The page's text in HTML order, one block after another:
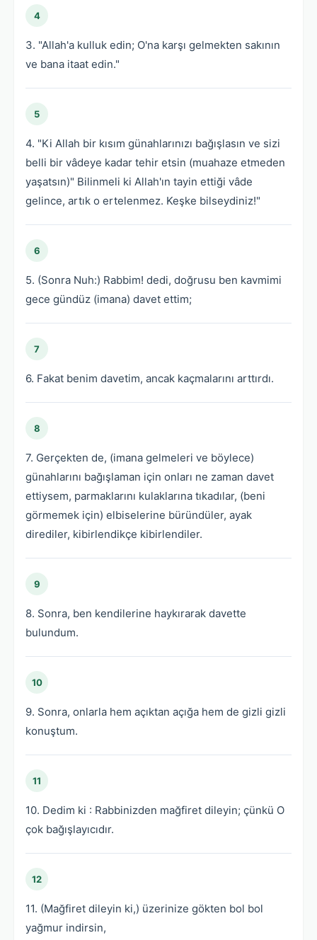
4
3. "Allah'a kulluk edin; O'na karşı gelmekten sakının
ve bana itaat edin."
5
4. "Ki Allah bir kısım günahlarınızı bağışlasın ve sizi
belli bir vâdeye kadar tehir etsin (muahaze etmeden
yaşatsın)" Bilinmeli ki Allah'ın tayin ettiği vâde
gelince, artık o ertelenmez. Keşke bilseydiniz!"
6
5. (Sonra Nuh:) Rabbim! dedi, doğrusu ben kavmimi
gece gündüz (imana) davet ettim;
7
6. Fakat benim davetim, ancak kaçmalarını arttırdı.
8
7. Gerçekten de, (imana gelmeleri ve böylece)
günahlarını bağışlaman için onları ne zaman davet
ettiysem, parmaklarını kulaklarına tıkadılar, (beni
görmemek için) elbiselerine büründüler, ayak
dirediler, kibirlendikçe kibirlendiler.
9
8. Sonra, ben kendilerine haykırarak davette
bulundum.
10
9. Sonra, onlarla hem açıktan açığa hem de gizli gizli
konuştum.
11
10. Dedim ki : Rabbinizden mağfiret dileyin; çünkü O
çok bağışlayıcıdır.
12
11. (Mağfiret dileyin ki,) üzerinize gökten bol bol
yağmur indirsin,